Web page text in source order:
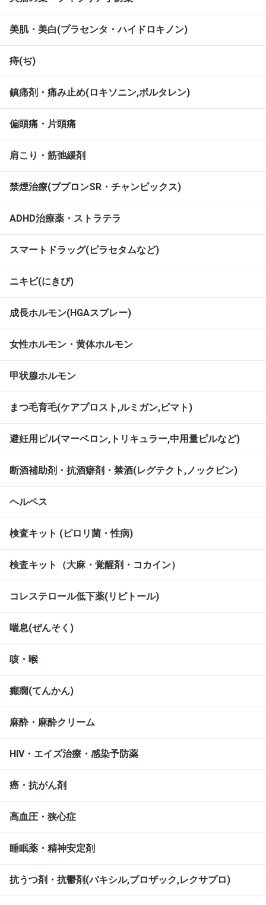
美肌・美白(プラセンタ・ハイドロキノン)
痔(ぢ)
鎮痛剤・痛み止め(ロキソニン,ボルタレン)
偏頭痛・片頭痛
肩こり・筋弛緩剤
禁煙治療(ブプロンSR・チャンピックス)
ADHD治療薬・ストラテラ
スマートドラッグ(ピラセタムなど)
ニキビ(にきび)
成長ホルモン(HGAスプレー)
女性ホルモン・黄体ホルモン
甲状腺ホルモン
まつ毛育毛(ケアプロスト,ルミガン,ビマト)
避妊用ピル(マーベロン,トリキュラー,中用量ピルなど)
断酒補助剤・抗酒癖剤・禁酒(レグテクト,ノックビン)
ヘルペス
検査キット (ピロリ菌・性病)
検査キット（大麻・覚醒剤・コカイン）
コレステロール低下薬(リピトール)
喘息(ぜんそく)
咳・喉
癲癇(てんかん)
麻酔・麻酔クリーム
HIV・エイズ治療・感染予防薬
癌・抗がん剤
高血圧・狭心症
睡眠薬・精神安定剤
抗うつ剤・抗鬱剤(パキシル,プロザック,レクサプロ)